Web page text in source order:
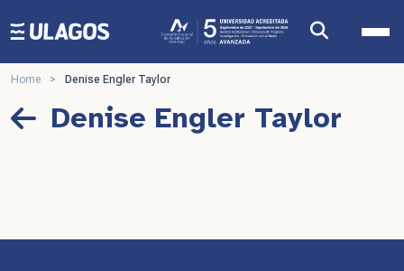
Ulagos Template
Home > Denise Engler Taylor
Denise Engler Taylor